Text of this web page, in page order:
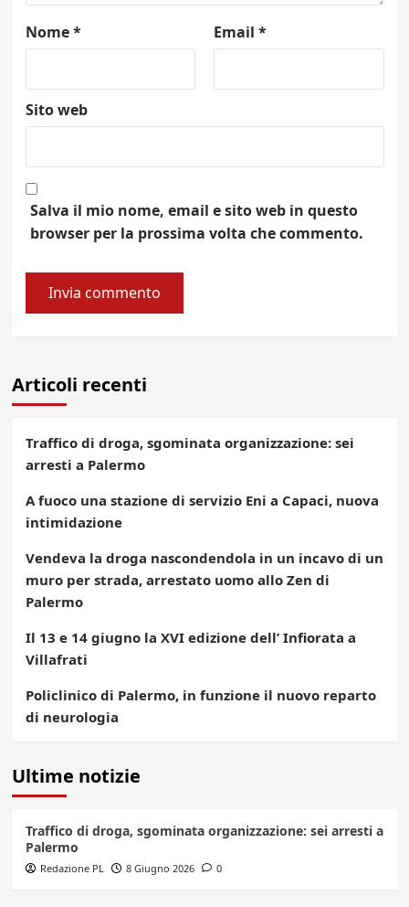
Nome* Email *
Sito web
Salva il mio nome, email e sito web in questo
browser per la prossima volta che commento.
Articoli recenti
Traffico di droga, sgominata organizzazione: sei
arresti a Palermo
A fuoco una stazione di servizio Eni a Capaci, nuova
intimidazione
Vendeva la droga nascondendola in un incavo di un
muro per strada, arrestato uomo allo Zen di
Palermo
Il 13 e 14 giugno la XVI edizione dell’ Infiorata a
Villafrati
Policlinico di Palermo, in funzione il nuovo reparto
di neurologia
Ultime notizie
Traffico di droga, sgominata organizzazione: sei arresti a
Palermo
Redazione PL 8 Giugno 2026 0